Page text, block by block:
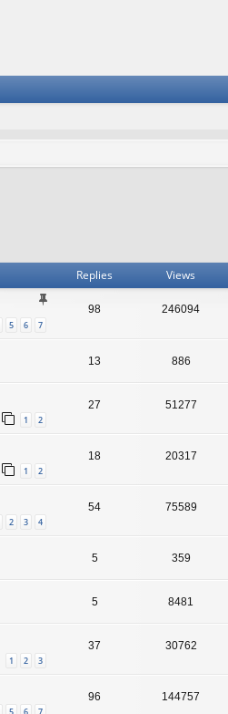
Replies Views
5 6 7
98 246094
13 886
1 2
27 51277
1 2
18 20317
2 3 4
54 75589
5 359
5 8481
1 2 3
37 30762
96 144757